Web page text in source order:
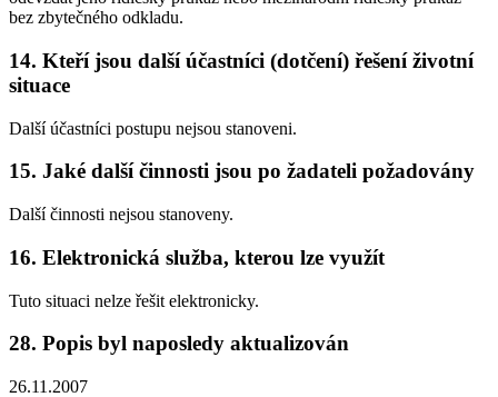
bez zbytečného odkladu.
14. Kteří jsou další účastníci (dotčení) řešení životní
situace
Další účastníci postupu nejsou stanoveni.
15. Jaké další činnosti jsou po žadateli požadovány
Další činnosti nejsou stanoveny.
16. Elektronická služba, kterou lze využít
Tuto situaci nelze řešit elektronicky.
28. Popis byl naposledy aktualizován
26.11.2007